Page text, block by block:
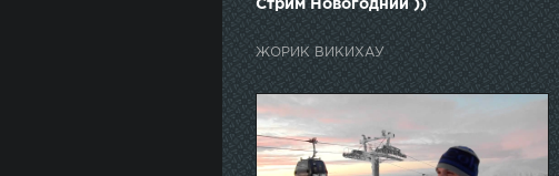
Стрим Новогодний ))
ЖОРИК ВИКИХАУ